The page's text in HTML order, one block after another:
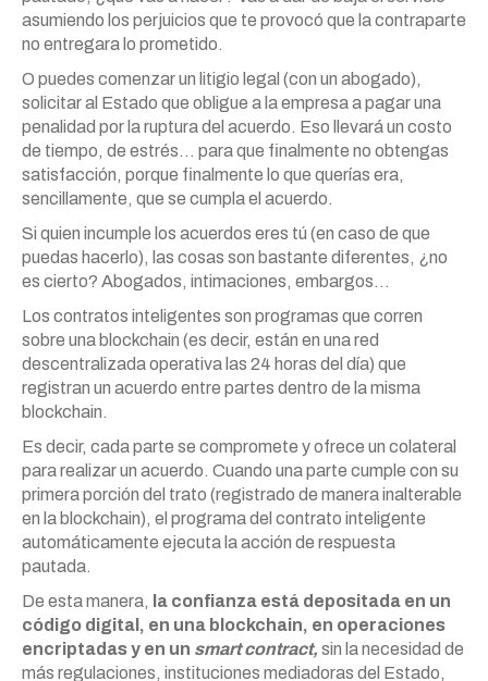
asumiendo los perjuicios que te provocó que la contraparte
no entregara lo prometido.
O puedes comenzar un litigio legal (con un abogado),
solicitar al Estado que obligue a la empresa a pagar una
penalidad por la ruptura del acuerdo. Eso llevará un costo
de tiempo, de estrés… para que finalmente no obtengas
satisfacción, porque finalmente lo que querías era,
sencillamente, que se cumpla el acuerdo.
Si quien incumple los acuerdos eres tú (en caso de que
puedas hacerlo), las cosas son bastante diferentes, ¿no
es cierto? Abogados, intimaciones, embargos…
Los contratos inteligentes son programas que corren
sobre una blockchain (es decir, están en una red
descentralizada operativa las 24 horas del día) que
registran un acuerdo entre partes dentro de la misma
blockchain.
Es decir, cada parte se compromete y ofrece un colateral
para realizar un acuerdo. Cuando una parte cumple con su
primera porción del trato (registrado de manera inalterable
en la blockchain), el programa del contrato inteligente
automáticamente ejecuta la acción de respuesta
pautada.
De esta manera, la confianza está depositada en un
código digital, en una blockchain, en operaciones
encriptadas y en un smart contract, sin la necesidad de
más regulaciones, instituciones mediadoras del Estado,